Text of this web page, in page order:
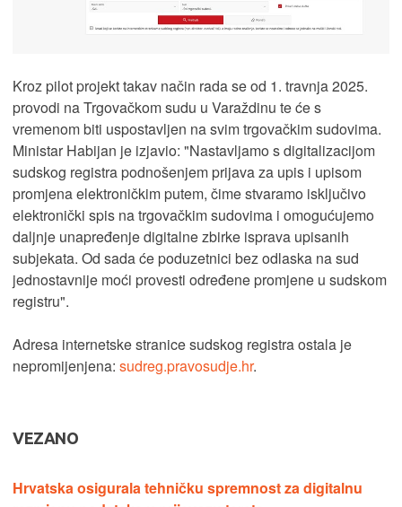
Kroz pilot projekt takav način rada se od 1. travnja 2025.
provodi na Trgovačkom sudu u Varaždinu te će s
vremenom biti uspostavljen na svim trgovačkim sudovima.
Ministar Habijan je izjavio: "Nastavljamo s digitalizacijom
sudskog registra podnošenjem prijava za upis i upisom
promjena elektroničkim putem, čime stvaramo isključivo
elektronički spis na trgovačkim sudovima i omogućujemo
daljnje unapređenje digitalne zbirke isprava upisanih
subjekata. Od sada će poduzetnici bez odlaska na sud
jednostavnije moći provesti određene promjene u sudskom
registru".
Adresa internetske stranice sudskog registra ostala je
nepromijenjena: sudreg.pravosudje.hr.
VEZANO
Hrvatska osigurala tehničku spremnost za digitalnu